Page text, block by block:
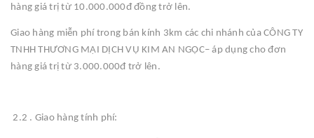
hàng giá trị từ 10.000.000đ đồng trở lên.
Giao hàng miễn phí trong bán kính 3km các chi nhánh của CÔNG TY
TNHH THƯƠNG MẠI DỊCH VỤ KIM AN NGỌC– áp dụng cho đơn
hàng giá trị từ 3.000.000đ trở lên.
2.2 . Giao hàng tính phí: